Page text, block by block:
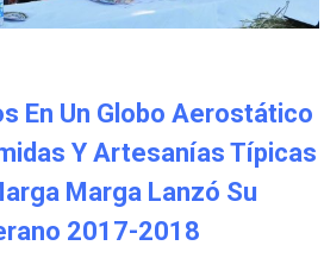
En Un Globo Aerostático
Y Artesanías Típicas
Marga Lanzó Su
2017-2018